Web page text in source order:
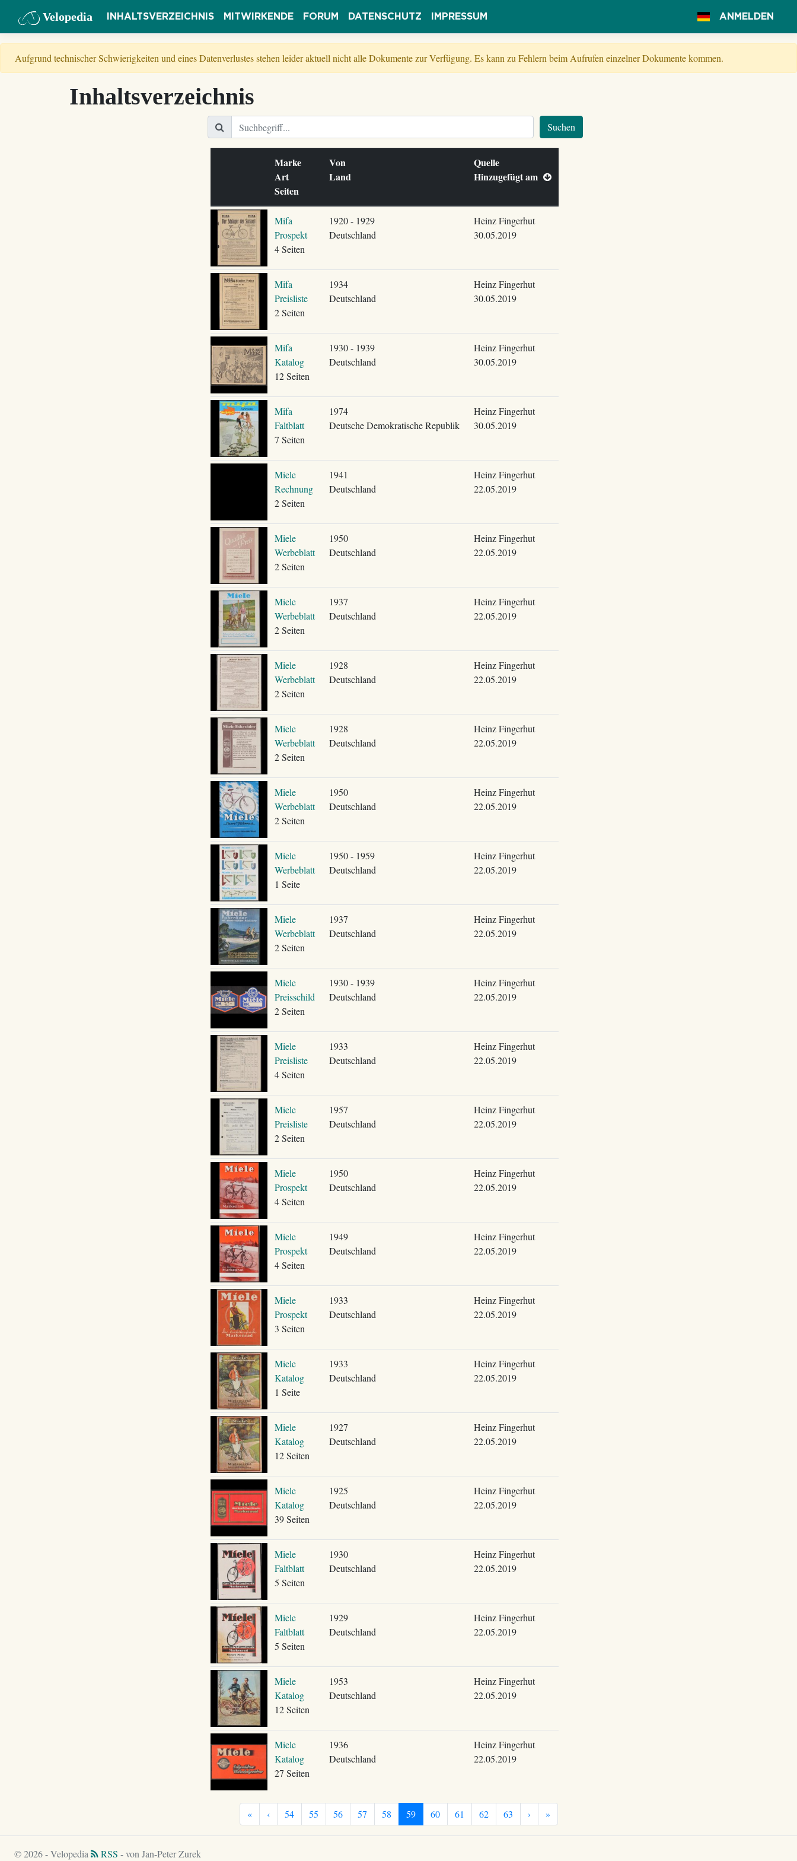
Velopedia INHALTSVERZEICHNIS MITWIRKENDE FORUM DATENSCHUTZ IMPRESSUM ANMELDEN
Aufgrund technischer Schwierigkeiten und eines Datenverlustes stehen leider aktuell nicht alle Dokumente zur Verfügung. Es kann zu Fehlern beim Aufrufen einzelner Dokumente kommen.
Inhaltsverzeichnis
Suchen
Marke
Art
Seiten
Von
Land
Quelle
Hinzugefügt am
Mifa
Prospekt
4 Seiten
1920 - 1929
Deutschland
Heinz Fingerhut
30.05.2019
Mifa
Preisliste
2 Seiten
1934
Deutschland
Heinz Fingerhut
30.05.2019
Mifa
Katalog
12 Seiten
1930 - 1939
Deutschland
Heinz Fingerhut
30.05.2019
Mifa
Faltblatt
7 Seiten
1974
Deutsche Demokratische Republik
Heinz Fingerhut
30.05.2019
Miele
Rechnung
2 Seiten
1941
Deutschland
Heinz Fingerhut
22.05.2019
Miele
Werbeblatt
2 Seiten
1950
Deutschland
Heinz Fingerhut
22.05.2019
Miele
Werbeblatt
2 Seiten
1937
Deutschland
Heinz Fingerhut
22.05.2019
Miele
Werbeblatt
2 Seiten
1928
Deutschland
Heinz Fingerhut
22.05.2019
Miele
Werbeblatt
2 Seiten
1928
Deutschland
Heinz Fingerhut
22.05.2019
Miele
Werbeblatt
2 Seiten
1950
Deutschland
Heinz Fingerhut
22.05.2019
Miele
Werbeblatt
1 Seite
1950 - 1959
Deutschland
Heinz Fingerhut
22.05.2019
Miele
Werbeblatt
2 Seiten
1937
Deutschland
Heinz Fingerhut
22.05.2019
Miele
Preisschild
2 Seiten
1930 - 1939
Deutschland
Heinz Fingerhut
22.05.2019
Miele
Preisliste
4 Seiten
1933
Deutschland
Heinz Fingerhut
22.05.2019
Miele
Preisliste
2 Seiten
1957
Deutschland
Heinz Fingerhut
22.05.2019
Miele
Prospekt
4 Seiten
1950
Deutschland
Heinz Fingerhut
22.05.2019
Miele
Prospekt
4 Seiten
1949
Deutschland
Heinz Fingerhut
22.05.2019
Miele
Prospekt
3 Seiten
1933
Deutschland
Heinz Fingerhut
22.05.2019
Miele
Katalog
1 Seite
1933
Deutschland
Heinz Fingerhut
22.05.2019
Miele
Katalog
12 Seiten
1927
Deutschland
Heinz Fingerhut
22.05.2019
Miele
Katalog
39 Seiten
1925
Deutschland
Heinz Fingerhut
22.05.2019
Miele
Faltblatt
5 Seiten
1930
Deutschland
Heinz Fingerhut
22.05.2019
Miele
Faltblatt
5 Seiten
1929
Deutschland
Heinz Fingerhut
22.05.2019
Miele
Katalog
12 Seiten
1953
Deutschland
Heinz Fingerhut
22.05.2019
Miele
Katalog
27 Seiten
1936
Deutschland
Heinz Fingerhut
22.05.2019
« ‹ 54 55 56 57 58 59 60 61 62 63 › »
© 2026 - Velopedia RSS - von Jan-Peter Zurek